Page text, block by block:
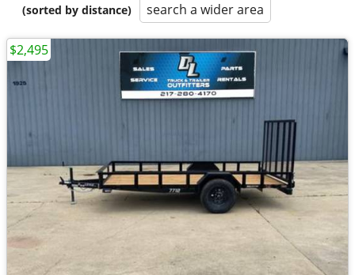
(sorted by distance)
search a wider area
$2,495